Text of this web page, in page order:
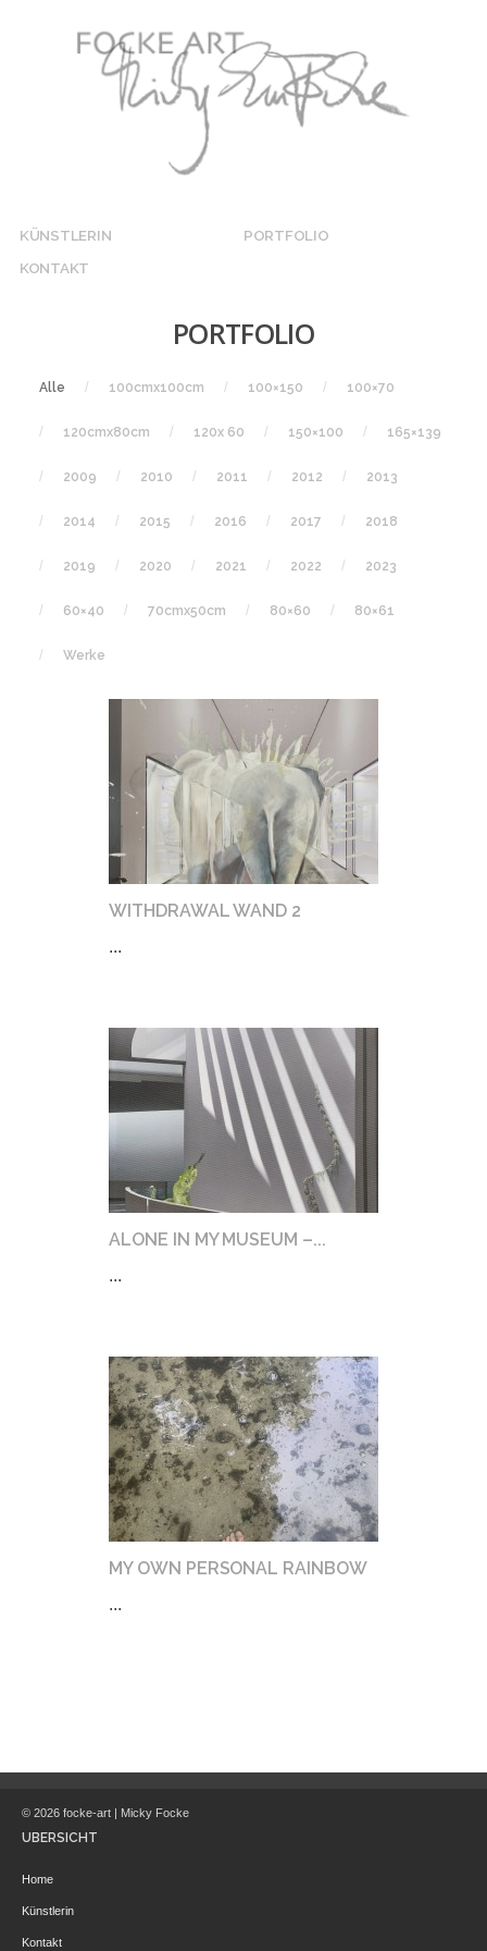
KÜNSTLERIN
PORTFOLIO
KONTAKT
PORTFOLIO
Alle 100cmx100cm 100×150 100×70
120cmx80cm 120x 60 150×100 165×139
2009 2010 2011 2012 2013
2014 2015 2016 2017 2018
2019 2020 2021 2022 2023
60×40 70cmx50cm 80×60 80×61
Werke
WITHDRAWAL WAND 2
...
ALONE IN MY MUSEUM –...
...
MY OWN PERSONAL RAINBOW
...
© 2026 focke-art | Micky Focke
ÜBERSICHT
Home
Künstlerin
Kontakt